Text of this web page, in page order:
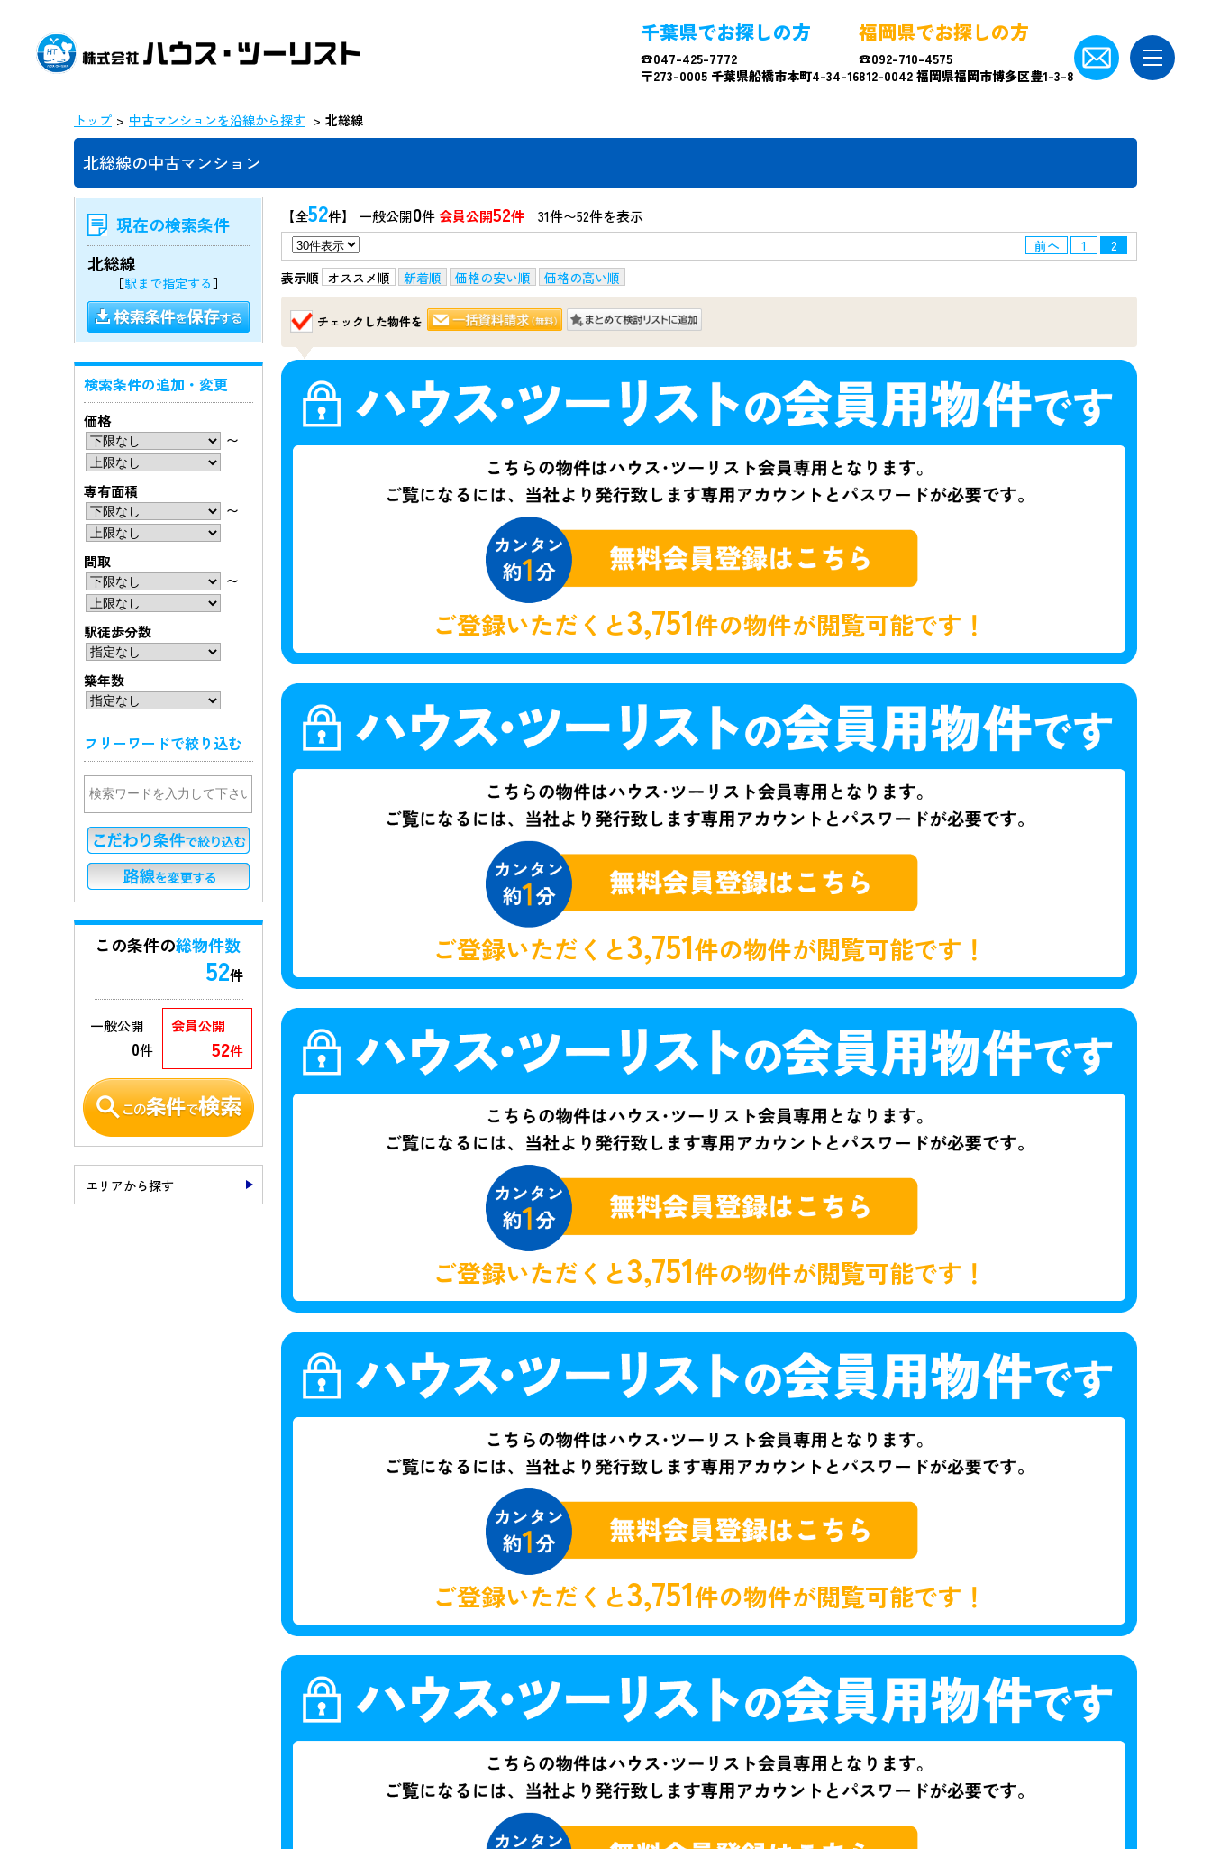
千葉県でお探しの方
☎047-425-7772
〒273-0005 千葉県船橋市本町4-34-16
福岡県でお探しの方
☎092-710-4575
812-0042 福岡県福岡市博多区豊1-3-8
トップ 中古マンションを沿線から探す 北総線
北総線の中古マンション
【全52件】 一般公開0件会員公開52件 31件〜52件を表示
前へ 1
2
表示順 オススメ順 新着順 価格の安い順 価格の高い順
チェックした物件を
ご登録いただくと3,751件の物件が閲覧可能です！
ご登録いただくと3,751件の物件が閲覧可能です！
ご登録いただくと3,751件の物件が閲覧可能です！
ご登録いただくと3,751件の物件が閲覧可能です！
現在の検索条件
北総線
［駅まで指定する］
検索条件の追加・変更
価格
〜
専有面積
〜
間取
〜
駅徒歩分数
築年数
フリーワードで絞り込む
この条件の総物件数
52件
会員公開
52件
一般公開
0件
エリアから探す